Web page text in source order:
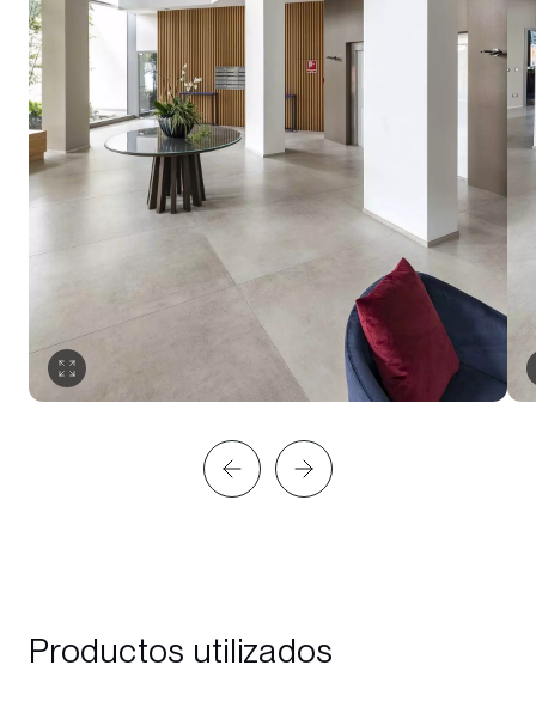
Productos utilizados